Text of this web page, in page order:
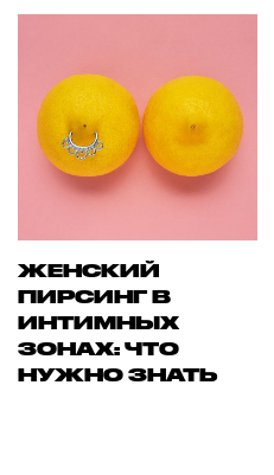
ЖЕНСКИЙ
ПИРСИНГ В
ИНТИМНЫХ
ЗОНАХ: ЧТО
НУЖНО ЗНАТЬ